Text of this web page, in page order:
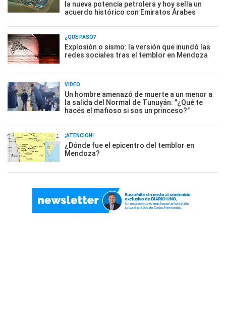
la nueva potencia petrolera y hoy sella un
acuerdo histórico con Emiratos Árabes
¿QUÉ PASÓ?
Explosión o sismo: la versión que inundó las
redes sociales tras el temblor en Mendoza
VIDEO
Un hombre amenazó de muerte a un menor a
la salida del Normal de Tunuyán: "¿Qué te
hacés el mafioso si sos un princeso?"
¡ATENCIÓN!
¿Dónde fue el epicentro del temblor en
Mendoza?